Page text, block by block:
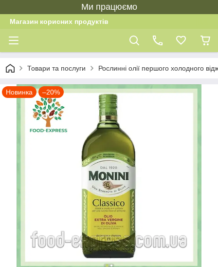
Ми працюємо
Магазин корисних продуктів
Товари та послуги Рослинні олії першого холодного
Новинка –20%